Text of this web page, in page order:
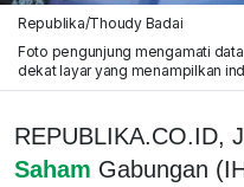
Republika/Thoudy Badai
Foto pengunjung mengamati
dekat layar yang menampilkan
REPUBLIKA.CO.ID,
Saham Gabungan